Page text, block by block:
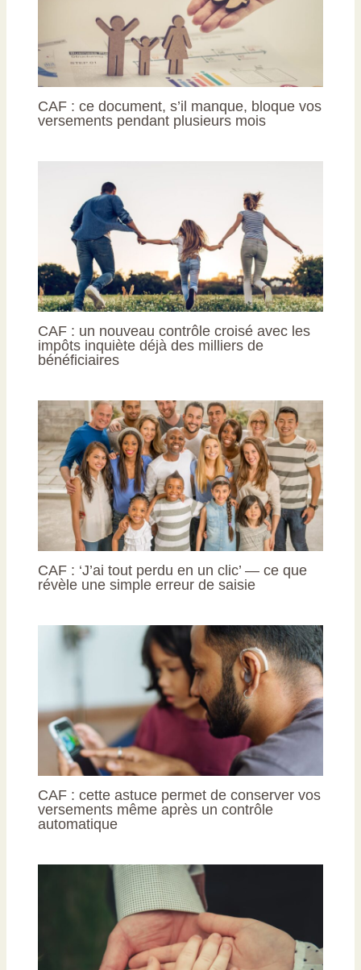
CAF : ce document, s’il manque, bloque vos
versements pendant plusieurs mois
CAF : un nouveau contrôle croisé avec les
impôts inquiète déjà des milliers de
bénéficiaires
CAF : ‘J’ai tout perdu en un clic’ — ce que
révèle une simple erreur de saisie
CAF : cette astuce permet de conserver vos
versements même après un contrôle
automatique